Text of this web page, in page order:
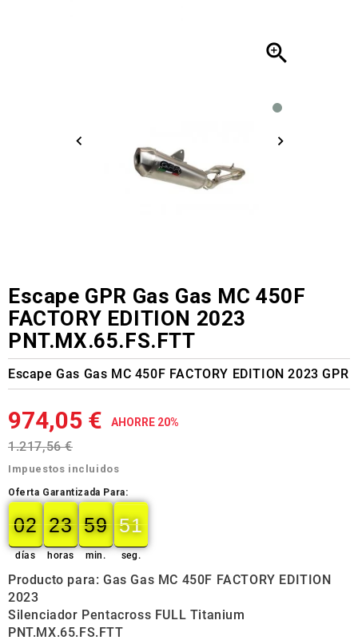

Escape GPR Gas Gas MC 450F
FACTORY EDITION 2023
PNT.MX.65.FS.FTT
Escape Gas Gas MC 450F FACTORY EDITION 2023 GPR
974,05 € AHORRE 20%
1.217,56 €
Impuestos incluidos
Oferta Garantizada Para:
02
02
00
días
23
23
00
horas
59
59
00
min.
50
50
51
seg.
Producto para: Gas Gas MC 450F FACTORY EDITION
2023
Silenciador Pentacross FULL Titanium
PNT.MX.65.FS.FTT